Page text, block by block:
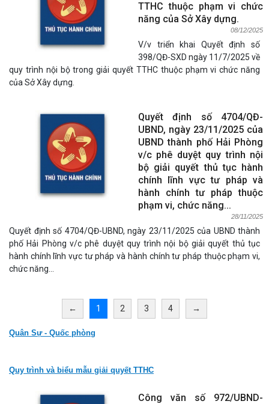
TTHC thuộc phạm vi chức
năng của Sở Xây dựng.
08/12/2025
V/v triển khai Quyết định số
398/QĐ-SXD ngày 11/7/2025 về
quy trình nội bộ trong giải quyết TTHC thuộc phạm vi chức năng
của Sở Xây dựng.
Quyết định số 4704/QĐ-
UBND, ngày 23/11/2025 của
UBND thành phố Hải Phòng
v/c phê duyệt quy trình nội
bộ giải quyết thủ tục hành
chính lĩnh vực tư pháp và
hành chính tư pháp thuộc
phạm vi, chức năng...
28/11/2025
Quyết định số 4704/QĐ-UBND, ngày 23/11/2025 của UBND thành
phố Hải Phòng v/c phê duyệt quy trình nội bộ giải quyết thủ tục
hành chính lĩnh vực tư pháp và hành chính tư pháp thuộc phạm vi,
chức năng...
← 1 2 3 4 →
Quân Sự - Quốc phòng
Quy trình và biểu mẫu giải quyết TTHC
Công văn số 972/UBND-